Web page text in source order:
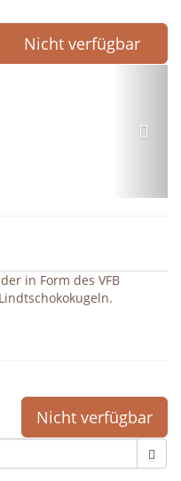
Nicht verfügbar
in Form des VFB
Nicht verfügbar